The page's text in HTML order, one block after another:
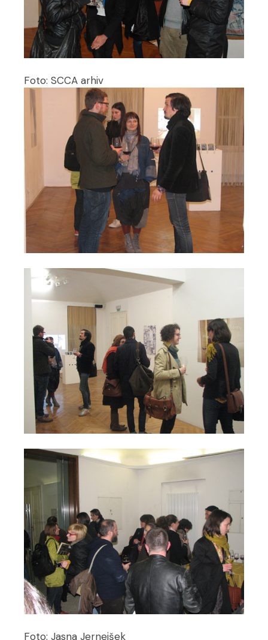
Foto: SCCA arhiv
Foto: Jasna Jernejšek